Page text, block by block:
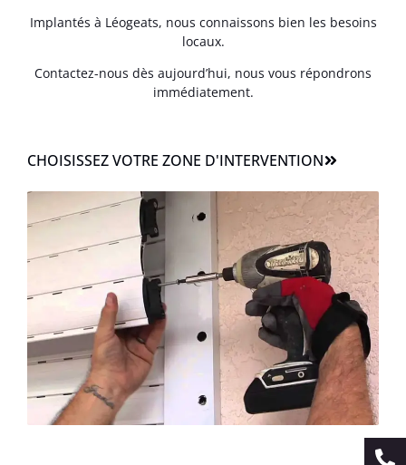
Implantés à Léogeats, nous connaissons bien les besoins
locaux.
Contactez-nous dès aujourd’hui, nous vous répondrons
immédiatement.
CHOISISSEZ VOTRE ZONE D'INTERVENTION